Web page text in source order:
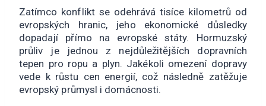
Zatímco konflikt se odehrává tisíce kilometrů od
evropských hranic, jeho ekonomické důsledky
dopadají přímo na evropské státy. Hormuzský
průliv je jednou z nejdůležitějších dopravních
tepen pro ropu a plyn. Jakékoli omezení dopravy
vede k růstu cen energií, což následně zatěžuje
evropský průmysl i domácnosti.